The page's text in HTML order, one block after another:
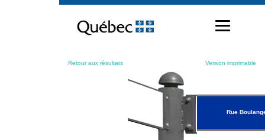
contenu
Retour aux résultats Version imprimable
Rue